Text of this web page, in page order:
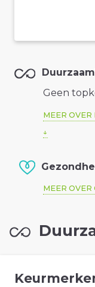
Geen
MEER
MEER